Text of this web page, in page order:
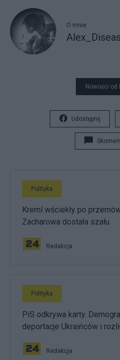
O mnie
Nowości od
Udostępnij
Polityka
Kreml wściekły po
Zacharowa dostała szału
Redakcja
Polityka
PiS odkrywa karty.
deportacje Ukraińców i
Redakcja